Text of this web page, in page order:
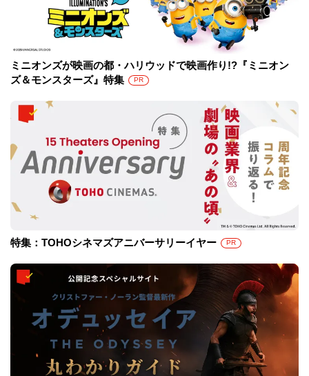
ミニオンズが映画の都・ハリウッドで映画作り!?『ミニオン
ズ＆モンスターズ』特集
PR
特集：TOHOシネマズアニバーサリーイヤー PR